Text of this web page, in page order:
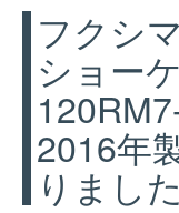
フクシ
ショー
2016年
りまし